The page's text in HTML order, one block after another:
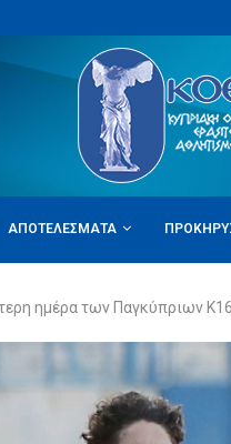
ΑΠΟΤΕΛΈΣΜΑΤΑ
ημέρα των Παγκύπριων Κ16